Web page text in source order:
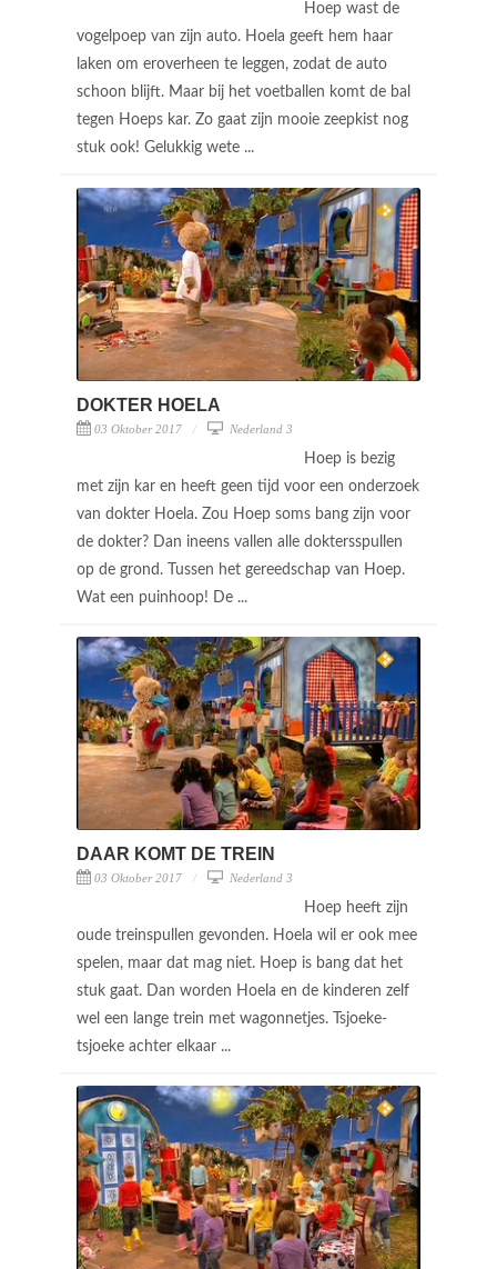
Hoep wast de
vogelpoep van zijn auto. Hoela geeft hem haar
laken om eroverheen te leggen, zodat de auto
schoon blijft. Maar bij het voetballen komt de bal
tegen Hoeps kar. Zo gaat zijn mooie zeepkist nog
stuk ook! Gelukkig wete ...
DOKTER HOELA
03 Oktober 2017 Nederland 3
Hoep is bezig
met zijn kar en heeft geen tijd voor een onderzoek
van dokter Hoela. Zou Hoep soms bang zijn voor
de dokter? Dan ineens vallen alle doktersspullen
op de grond. Tussen het gereedschap van Hoep.
Wat een puinhoop! De ...
DAAR KOMT DE TREIN
03 Oktober 2017 Nederland 3
Hoep heeft zijn
oude treinspullen gevonden. Hoela wil er ook mee
spelen, maar dat mag niet. Hoep is bang dat het
stuk gaat. Dan worden Hoela en de kinderen zelf
wel een lange trein met wagonnetjes. Tsjoeke-
tsjoeke achter elkaar ...